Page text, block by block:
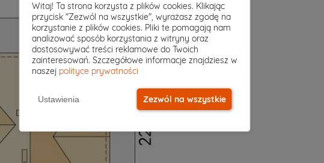
Witaj! Ta strona korzysta z plików cookies. Klikając
przycisk "Zezwól na wszystkie", wyrażasz zgodę na
korzystanie z plików cookies. Pliki te pomagają nam
analizować sposób korzystania z witryny oraz
dostosowywać treści reklamowe do Twoich
zainteresowań. Szczegółowe informacje znajdziesz w
naszej polityce prywatności
Ustawienia Zezwól na wszystkie